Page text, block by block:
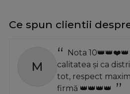
Ce spun clientii
M
Nota
calitatea și ca
tot, respect
firmă 👑👑👑👑